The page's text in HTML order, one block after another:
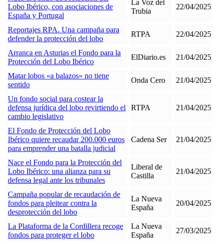
Lobo Ibérico, con asociaciones de
España y Portugal
La Voz del
Trubia
22/04/2025
Reportajes RPA. Una campaña para
defender la protección del lobo
RTPA 22/04/2025
Arranca en Asturias el Fondo para la
Protección del Lobo Ibérico
ElDiario.es 21/04/2025
Matar lobos «a balazos» no tiene
sentido
Onda Cero 21/04/2025
Un fondo social para costear la
defensa jurídica del lobo revirtiendo el
cambio legislativo
RTPA 21/04/2025
El Fondo de Protección del Lobo
Ibérico quiere recaudar 200.000 euros
para emprender una batalla judicial
Cadena Ser 21/04/2025
Nace el Fondo para la Protección del
Lobo Ibérico: una alianza para su
defensa legal ante los tribunales
Liberal de
Castilla
21/04/2025
Campaña popular de recaudación de
fondos para pleitear contra la
desprotección del lobo
La Nueva
España
20/04/2025
La Plataforma de la Cordillera recoge
fondos para proteger el lobo
La Nueva
España
27/03/2025